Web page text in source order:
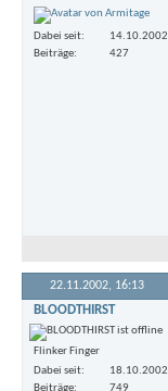
Dabei seit
14.10.2002
Beiträge
427
22.11.2002, 16:13
BLOODTHIRST
Flinker Finger
Dabei seit
18.10.2002